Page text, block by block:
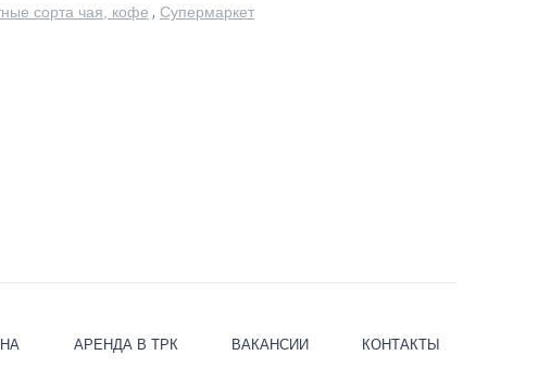
сорта чая, кофе , Супермаркет
АРЕНДА В ТРК ВАКАНСИИ КОНТАКТЫ